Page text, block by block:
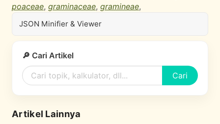
poaceae, graminaceae, gramineae,
JSON Minifier & Viewer
🔎 Cari Artikel
Cari
Artikel Lainnya